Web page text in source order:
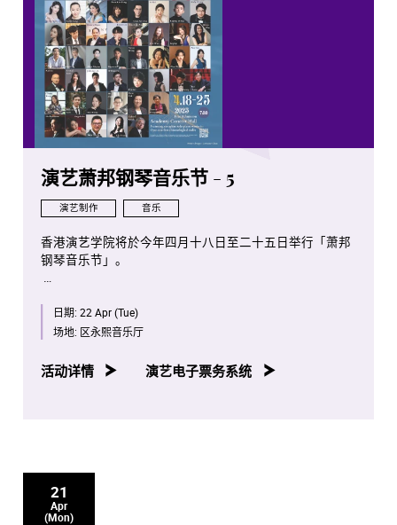
演艺萧邦钢琴音乐节 - 5
演艺制作 音乐
香港演艺学院将於今年四月十八日至二十五日举行「萧邦
钢琴音乐节」。
品编号年序，并由演艺学院钢琴系老师、学生及校友携手
演出。
八场音乐会亦将於香港电台第四台容后播放。
日期: 22 Apr (Tue)
场地: 区永熙音乐厅
活动详情 演艺电子票务系统
21
Apr
(Mon)